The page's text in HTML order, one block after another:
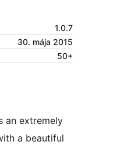
1.0.7
30. mája 2015
50+
an extremely
a beautiful